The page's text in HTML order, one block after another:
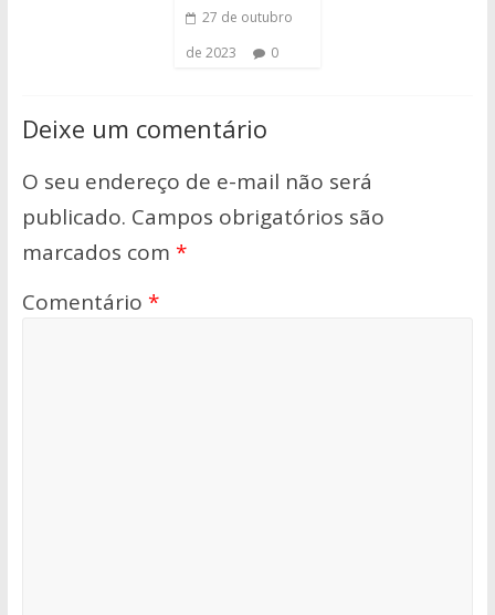
27 de outubro
de 2023
0
Deixe um comentário
O seu endereço de e-mail não será
publicado. Campos obrigatórios são
marcados com *
Comentário *